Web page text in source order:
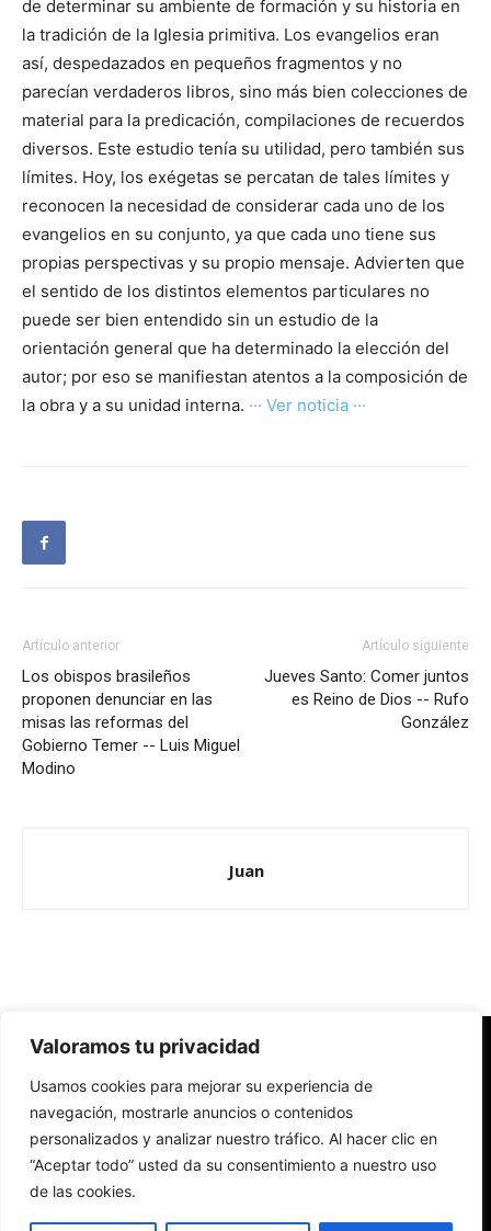
Valoramos tu privacidad
Usamos cookies para mejorar su experiencia de
navegación, mostrarle anuncios o contenidos
personalizados y analizar nuestro tráfico. Al hacer clic en
“Aceptar todo” usted da su consentimiento a nuestro uso
de las cookies.
de determinar su ambiente de formación y su historia en
la tradición de la Iglesia primitiva. Los evangelios eran
así, despedazados en pequeños fragmentos y no
parecían verdaderos libros, sino más bien colecciones de
material para la predicación, compilaciones de recuerdos
diversos. Este estudio tenía su utilidad, pero también sus
límites. Hoy, los exégetas se percatan de tales límites y
reconocen la necesidad de considerar cada uno de los
evangelios en su conjunto, ya que cada uno tiene sus
propias perspectivas y su propio mensaje. Advierten que
el sentido de los distintos elementos particulares no
puede ser bien entendido sin un estudio de la
orientación general que ha determinado la elección del
autor; por eso se manifiestan atentos a la composición de
la obra y a su unidad interna. ··· Ver noticia ···
Artículo anterior
Los obispos brasileños
proponen denunciar en las
misas las reformas del
Gobierno Temer -- Luis Miguel
Modino
Artículo siguiente
Jueves Santo: Comer juntos
es Reino de Dios -- Rufo
González
Juan
Redes Cristianas
Una mirada alternativa sobre la Iglesia católica y la sociedad
- Colectivos de Redes Cristianas